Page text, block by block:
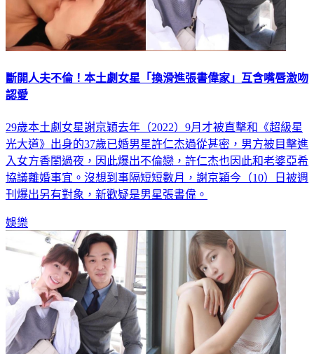
斷開人夫不倫！本土劇女星「換滑進張書偉家」互含嘴唇激吻
認愛
29歲本土劇女星謝京穎去年（2022）9月才被直擊和《超級星
光大道》出身的37歲已婚男星許仁杰過從甚密，男方被目擊進
入女方香閨過夜，因此爆出不倫戀，許仁杰也因此和老婆亞希
協議離婚事宜。沒想到事隔短短數月，謝京穎今（10）日被週
刊爆出另有對象，新歡疑是男星張書偉。
娛樂